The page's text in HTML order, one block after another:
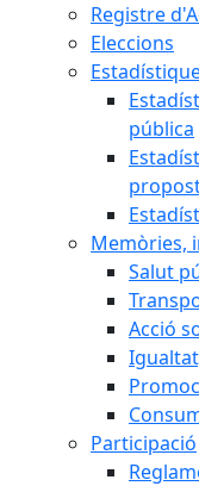
Registre
Eleccions
pública
Memòries,
Salut
Acció
Participació